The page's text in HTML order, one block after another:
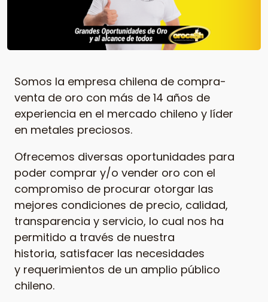
Somos la empresa chilena de compra-
venta de oro con más de 14 años de
experiencia en el mercado chileno y líder
en metales preciosos.
Ofrecemos diversas oportunidades para
poder comprar y/o vender oro con el
compromiso de procurar otorgar las
mejores condiciones de precio, calidad,
transparencia y servicio, lo cual nos ha
permitido a través de nuestra
historia, satisfacer las necesidades
y requerimientos de un amplio público
chileno.